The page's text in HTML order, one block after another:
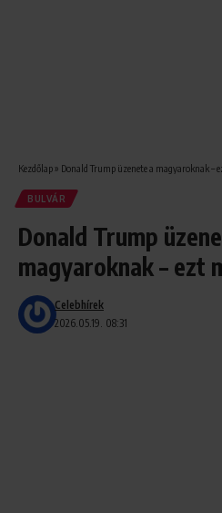
Kezdőlap» Donald Trump üzenete a magyaroknak –
BULVÁR
Donald Trump
magyaroknak – ezt
2026.05.19. 08:31
Celebhírek